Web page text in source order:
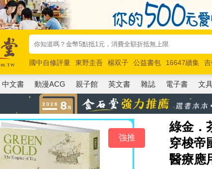
國中自修評量 東野圭吾 楊双子 公益書包 16647續集
唯紅花綻放
奧德賽 路邊攤新作 馬斯克 玩具總動員5 超
中文書 動漫ACG 親子館 英文書 雜誌 電子書 文
綠金．
穿梭帝
醫療應
強推